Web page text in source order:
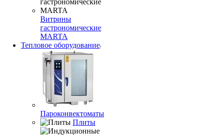
Витрины
гастрономические
MARTA
Тепловое оборудование
Пароконвектоматы
Плиты